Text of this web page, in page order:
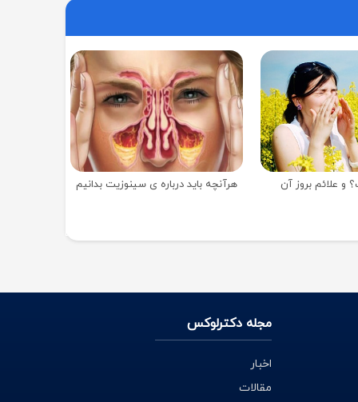
و علائم بروز آن هرآنچه باید درباره ی سینوزیت بدانیم
مجله دکترلوکس
اخبار
مقالات